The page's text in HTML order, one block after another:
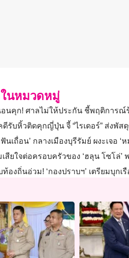
นหมวดหมู่
นอนคุก! ศาลไม่ให้ประกัน ชี้พฤติการ
รับหิ้วติดคุกญี่ปุ่น จี้ “ไรเดอร์” ส่งพั
นเถื่อน’ กลางเมืองบุรีรัมย์ ผงะเจอ ‘
เสียใจต่อครอบครัวของ ‘ฮลุน โซโ
องถิ่นอ่วม! ‘กองปราบฯ’ เตรียมบุก